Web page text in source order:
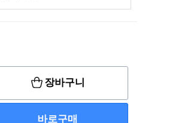
장바구니
바로구매